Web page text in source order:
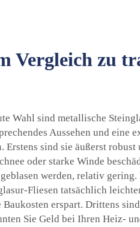
Vergleich zu
Wahl sind metallische
Aussehen und eine
sind sie äußerst
oder starke Winde
werden, relativ
Fliesen tatsächlich
erspart. Drittens
Sie Geld bei Ihren Heiz-